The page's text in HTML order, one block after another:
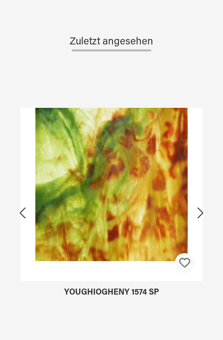
Zuletzt angesehen
Produktgalerie überspringen
YOUGHIOGHENY 1574 SP